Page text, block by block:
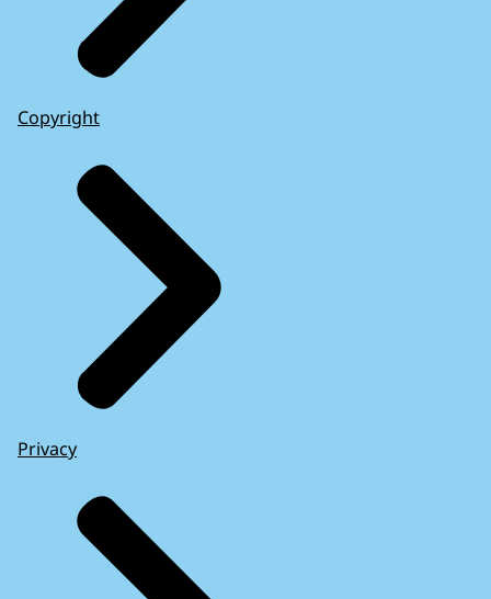
Copyright
Privacy